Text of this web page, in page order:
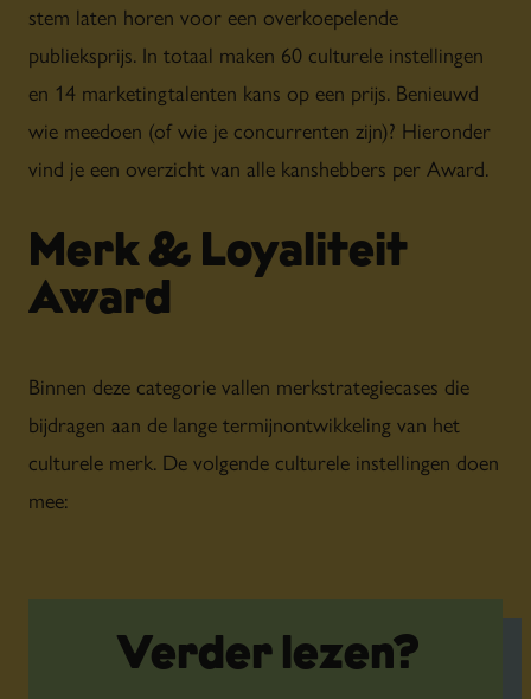
stem laten horen voor een overkoepelende
publieksprijs. In totaal maken 60 culturele instellingen
en 14 marketingtalenten kans op een prijs. Benieuwd
wie meedoen (of wie je concurrenten zijn)? Hieronder
vind je een overzicht van alle kanshebbers per Award.
Merk & Loyaliteit
Award
Binnen deze categorie vallen merkstrategiecases die
bijdragen aan de lange termijnontwikkeling van het
culturele merk. De volgende culturele instellingen doen
mee:
Frans Hals Museum
De Kleine Komedie
Verder lezen?